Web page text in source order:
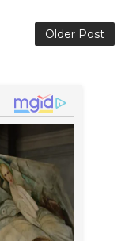
Older Post